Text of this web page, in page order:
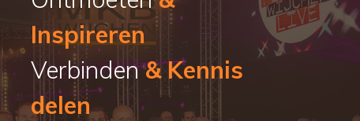
Inspireren
Verbinden& Kennis
delen